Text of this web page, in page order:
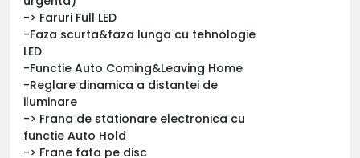
-> Faruri Full LED
-Faza scurta&faza lunga cu tehnologie
LED
-Functie Auto Coming&Leaving Home
-Reglare dinamica a distantei de
iluminare
-> Frana de stationare electronica cu
functie Auto Hold
-> Frane fata pe disc